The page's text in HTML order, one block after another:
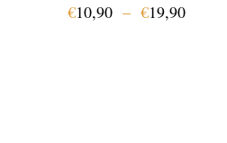
€10,90 – €19,90